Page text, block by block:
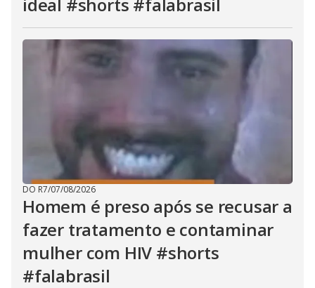
DO R7/07/08/2026
Homem é preso após se recusar a
fazer tratamento e contaminar
mulher com HIV #shorts
#falabrasil